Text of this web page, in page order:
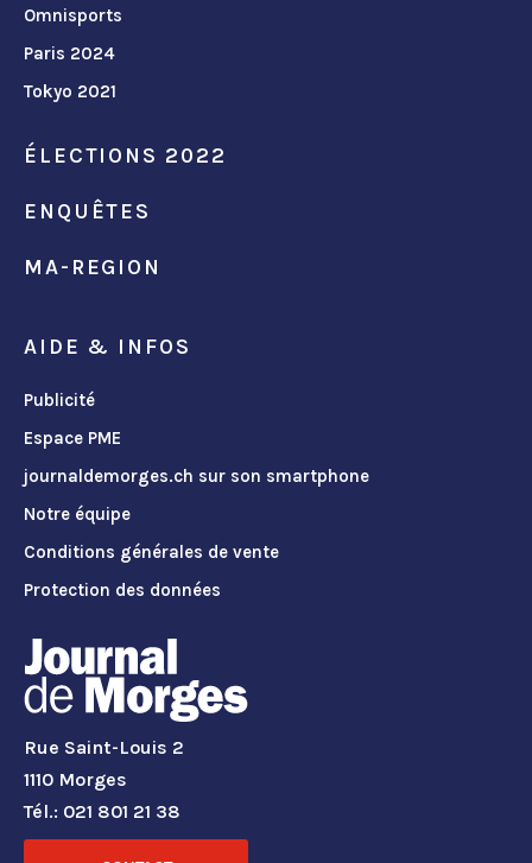
Omnisports
Paris 2024
Tokyo 2021
ÉLECTIONS 2022
ENQUÊTES
MA-REGION
AIDE & INFOS
Publicité
Espace PME
journaldemorges.ch sur son smartphone
Notre équipe
Conditions générales de vente
Protection des données
Rue Saint-Louis 2
1110 Morges
Tél.: 021 801 21 38